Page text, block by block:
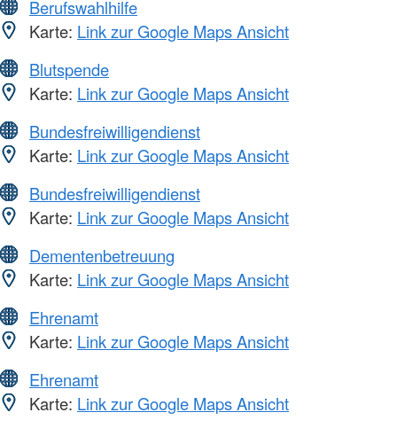
Berufswahlhilfe
Karte: Link zur Google Maps Ansicht
Blutspende
Karte: Link zur Google Maps Ansicht
Bundesfreiwilligendienst
Karte: Link zur Google Maps Ansicht
Bundesfreiwilligendienst
Karte: Link zur Google Maps Ansicht
Dementenbetreuung
Karte: Link zur Google Maps Ansicht
Ehrenamt
Karte: Link zur Google Maps Ansicht
Ehrenamt
Karte: Link zur Google Maps Ansicht